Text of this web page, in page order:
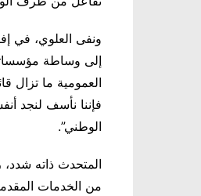
ونفى العلوي، في
إلى وساطة
العمومية ما تزال
فإننا نأسف لنجد
الوطني”.
المتحدث ذاته شدد،
من الخدمات